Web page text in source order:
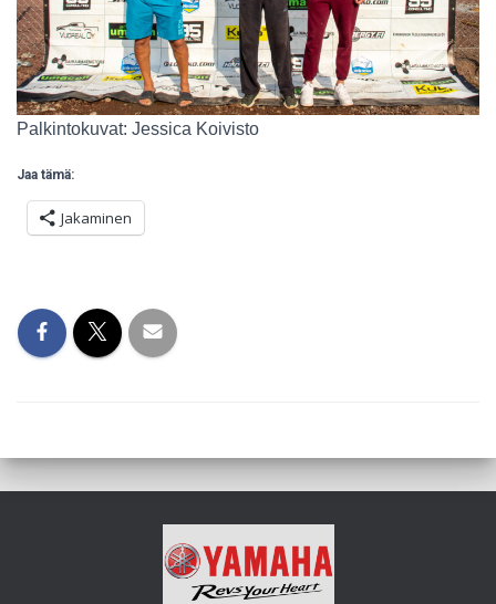
Palkintokuvat: Jessica Koivisto
Jaa tämä:
Jakaminen